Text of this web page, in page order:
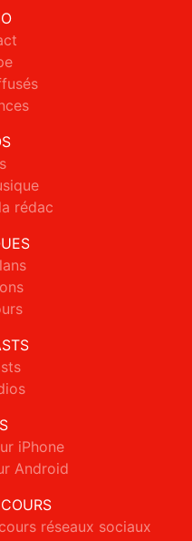
rédac
iPhone
Android
réseaux sociaux